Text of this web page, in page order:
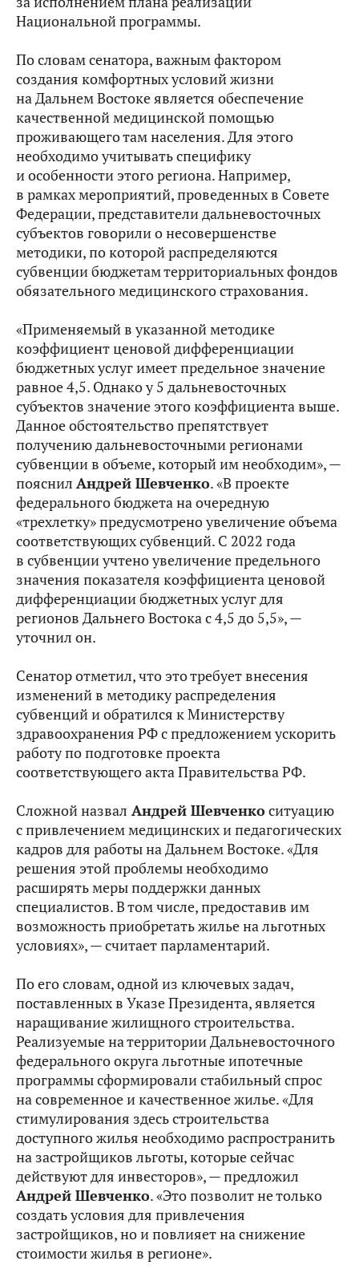
Национальной программы.
По словам сенатора, важным фактором
создания комфортных условий жизни
на Дальнем Востоке является обеспечение
качественной медицинской помощью
проживающего там населения. Для этого
необходимо учитывать специфику
и особенности этого региона. Например,
в рамках мероприятий, проведенных в Совете
Федерации, представители дальневосточных
субъектов говорили о несовершенстве
методики, по которой распределяются
субвенции бюджетам территориальных фондов
обязательного медицинского страхования.
«Применяемый в указанной методике
коэффициент ценовой дифференциации
бюджетных услуг имеет предельное значение
равное 4,5. Однако у 5 дальневосточных
субъектов значение этого коэффициента выше.
Данное обстоятельство препятствует
получению дальневосточными регионами
субвенции в объеме, который им необходим», —
пояснил Андрей Шевченко. «В проекте
федерального бюджета на очередную
«трехлетку» предусмотрено увеличение объема
соответствующих субвенций. С 2022 года
в субвенции учтено увеличение предельного
значения показателя коэффициента ценовой
дифференциации бюджетных услуг для
регионов Дальнего Востока с 4,5 до 5,5», —
уточнил он.
Сенатор отметил, что это требует внесения
изменений в методику распределения
субвенций и обратился к Министерству
здравоохранения РФ с предложением ускорить
работу по подготовке проекта
соответствующего акта Правительства РФ.
Сложной назвал Андрей Шевченкоситуацию
с привлечением медицинских и педагогических
кадров для работы на Дальнем Востоке. «Для
решения этой проблемы необходимо
расширять меры поддержки данных
специалистов. В том числе, предоставив им
возможность приобретать жилье на льготных
условиях», — считает парламентарий.
По его словам, одной из ключевых задач,
поставленных в Указе Президента, является
наращивание жилищного строительства.
Реализуемые на территории Дальневосточного
федерального округа льготные ипотечные
программы сформировали стабильный спрос
на современное и качественное жилье. «Для
стимулирования здесь строительства
доступного жилья необходимо распространить
на застройщиков льготы, которые сейчас
действуют для инвесторов», — предложил
Андрей Шевченко. «Это позволит не только
создать условия для привлечения
застройщиков, но и повлияет на снижение
стоимости жилья в регионе».